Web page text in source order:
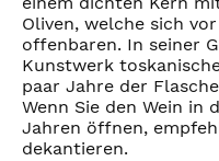
Oliven, welche sich
offenbaren. In seiner
Kunstwerk
paar Jahre der
Wenn Sie den Wein in
Jahren öffnen,
dekantieren.